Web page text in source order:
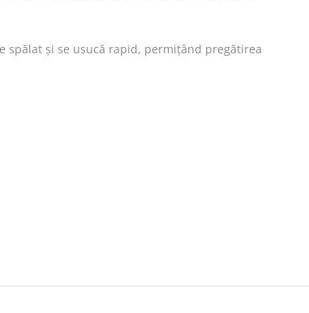
spălat și se usucă rapid, permițând pregătirea